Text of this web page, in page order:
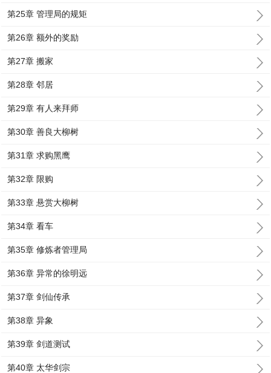
第25章 管理局的规矩
第26章 额外的奖励
第27章 搬家
第28章 邻居
第29章 有人来拜师
第30章 善良大柳树
第31章 求购黑鹰
第32章 限购
第33章 悬赏大柳树
第34章 看车
第35章 修炼者管理局
第36章 异常的徐明远
第37章 剑仙传承
第38章 异象
第39章 剑道测试
第40章 太华剑宗